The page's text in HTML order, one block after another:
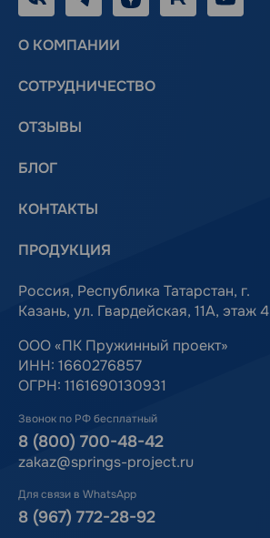
О КОМПАНИИ
СОТРУДНИЧЕСТВО
ОТЗЫВЫ
БЛОГ
КОНТАКТЫ
ПРОДУКЦИЯ
Россия, Республика Татарстан, г.
Казань, ул. Гвардейская, 11А, этаж 4
ООО «ПК Пружинный проект»
ИНН: 1660276857
ОГРН: 1161690130931
Звонок по РФ бесплатный
8 (800) 700-48-42
zakaz@springs-project.ru
Для связи в WhatsApp
8 (967) 772-28-92